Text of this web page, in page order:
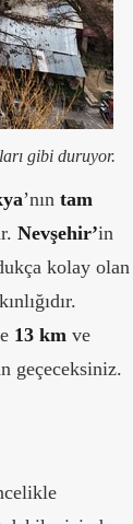
gibi duruyor.
’nın tam
Nevşehir’in
kolay olan
13 km ve
geçeceksiniz.